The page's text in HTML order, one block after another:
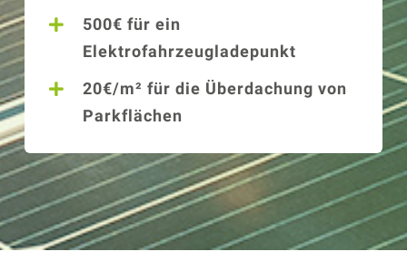
500€ für ein
Elektrofahrzeugladepunkt
20€/m² für die Überdachung von
Parkflächen